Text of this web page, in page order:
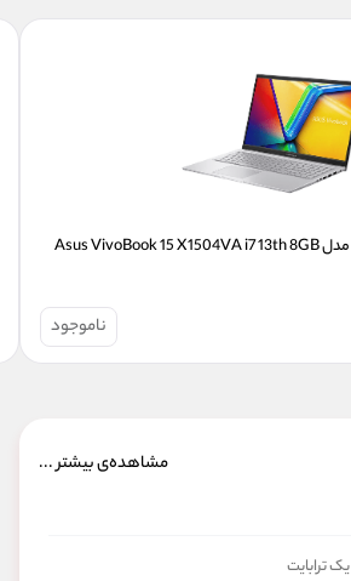
ناموجود
مشاهده‌ی بیشتر ...
یک ترابایت